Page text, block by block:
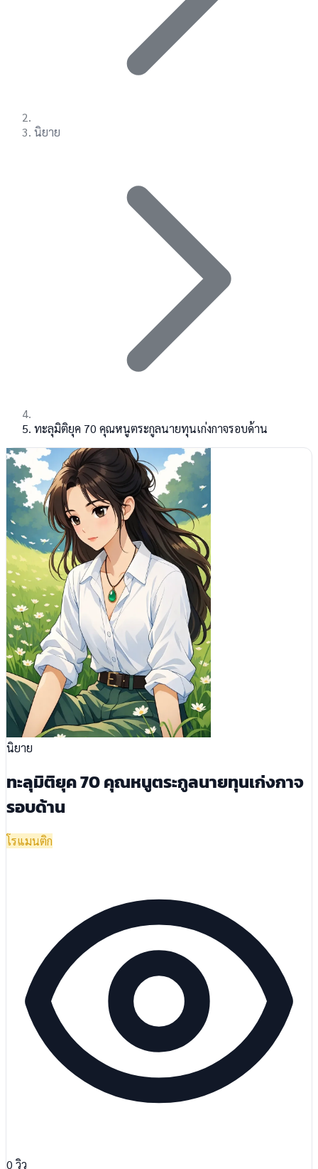
นิยาย
ทะลุมิติยุค 70 คุณหนูตระกูลนายทุนเก่งกาจรอบด้าน
นิยาย
ทะลุมิติยุค 70 คุณหนูตระกูลนายทุนเก่งกาจ
รอบด้าน
โรแมนติก
0 วิว